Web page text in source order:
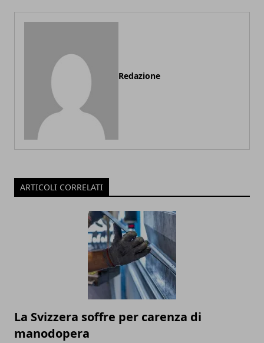
Redazione
ARTICOLI CORRELATI
La Svizzera soffre per carenza di
manodopera